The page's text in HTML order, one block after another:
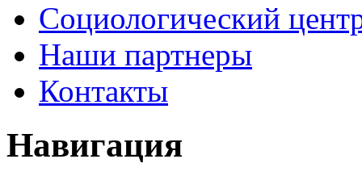
Социологический
Наши партнеры
Контакты
Навигация